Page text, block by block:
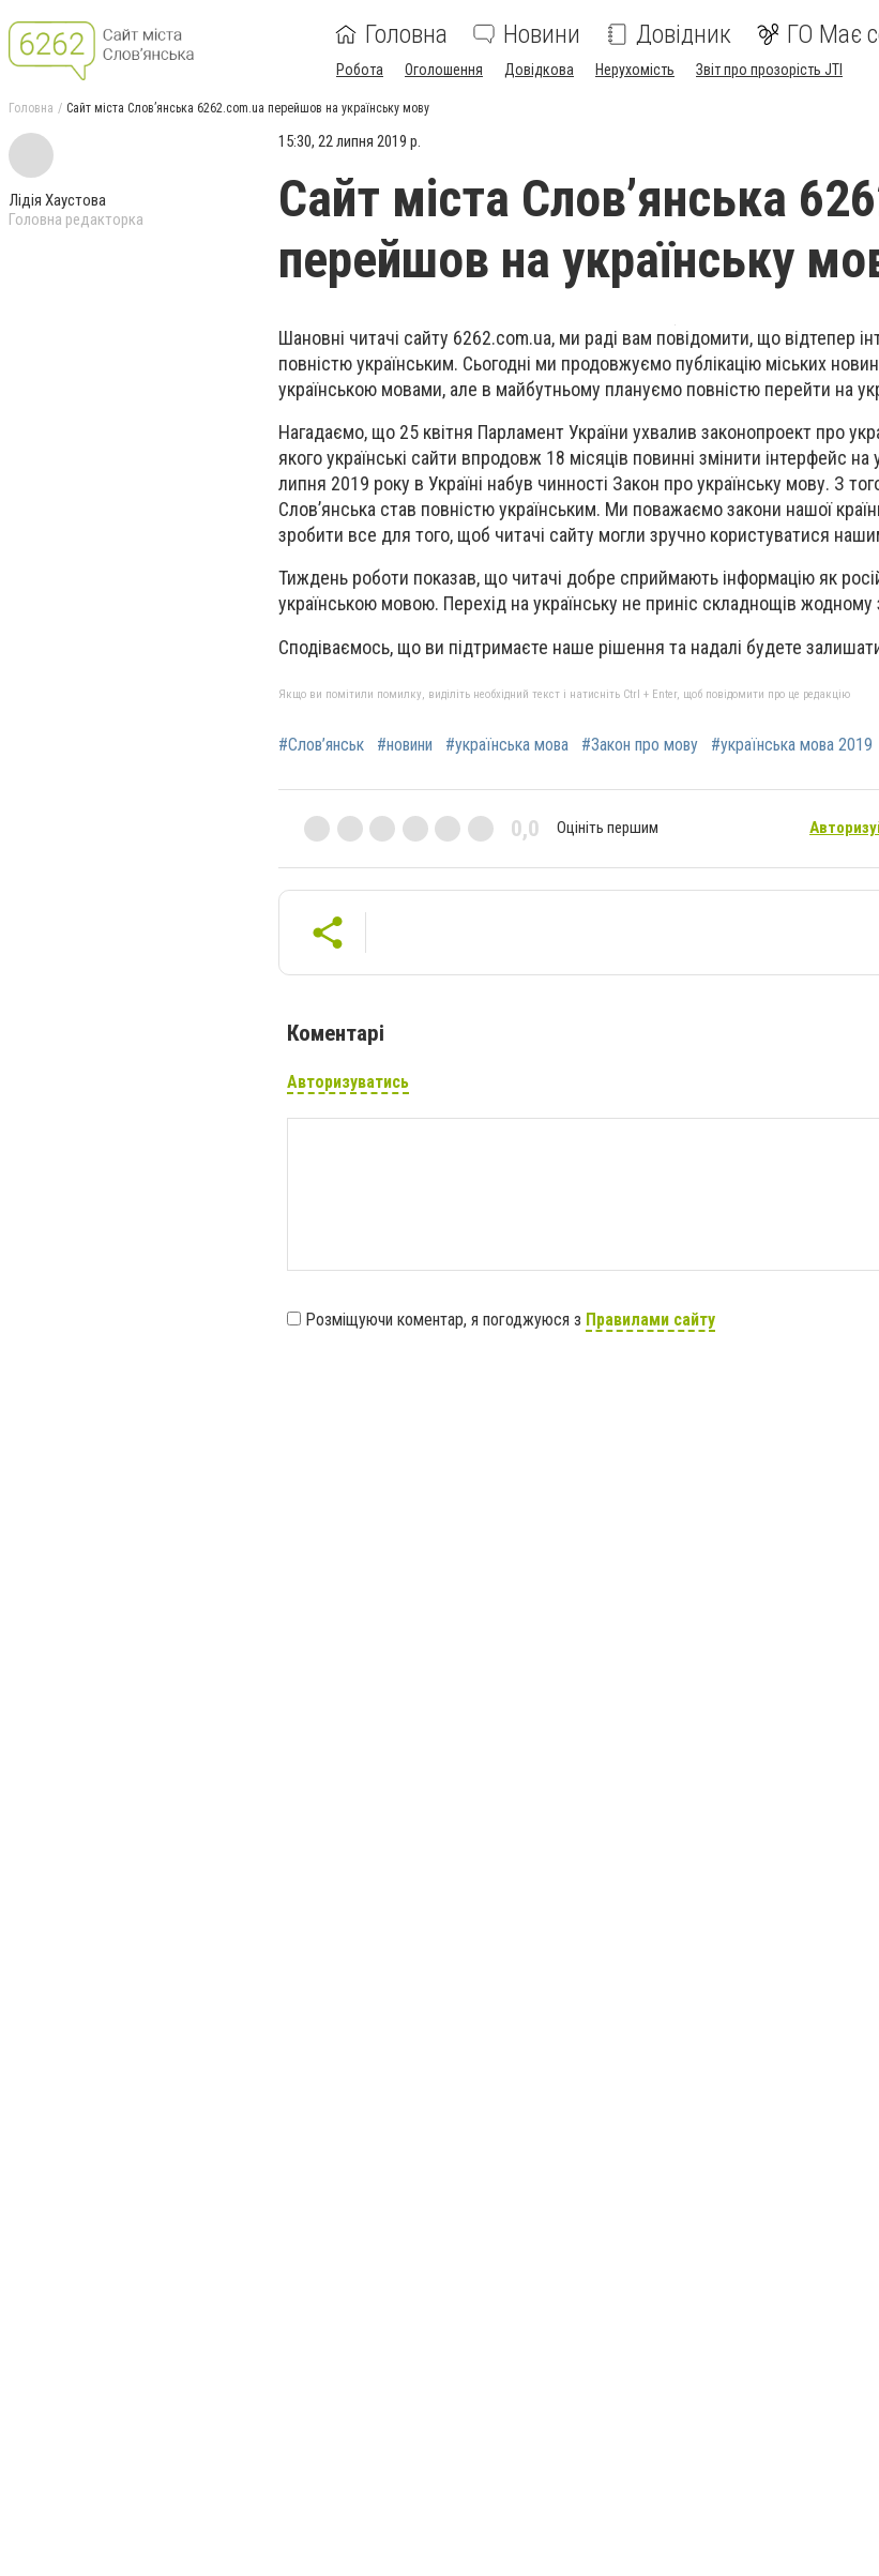
Головна Новини Довідник ГО Має
Робота Оголошення Довідкова Нерухомість Звіт про прозорість JTI
Головна Сайт міста Слов’янська 6262.com.ua перейшов на українську мову
Лідія Хаустова
Головна редакторка
15:30, 22 липня 2019 р.
Сайт міста Слов’янська
перейшов на українську
Шановні читачі сайту 6262.com.ua, ми раді вам повідомити, що відтепер
повністю українським. Сьогодні ми продовжуємо публікацію міських
українською мовами, але в майбутньому плануємо повністю перейти на
Нагадаємо, що 25 квітня Парламент України ухвалив законопроект про
якого українські сайти впродовж 18 місяців повинні змінити інтерфейс
липня 2019 року в Україні набув чинності Закон про українську мову. З
Слов’янська став повністю українським. Ми поважаємо закони нашої
зробити все для того, щоб читачі сайту могли зручно користуватися
Тиждень роботи показав, що читачі добре сприймають інформацію як
українською мовою. Перехід на українську не приніс складнощів жодному
Сподіваємось, що ви підтримаєте наше рішення та надалі будете
Якщо ви помітили помилку, виділіть необхідний текст і натисніть Ctrl + Enter, щоб повідомити про це редакцію
#Слов’янськ #новини #українська мова #Закон про мову #українська мова 2019
0,0 Оцініть першим
Коментарі
Авторизуватись
Розміщуючи коментар, я погоджуюся з Правилами сайту